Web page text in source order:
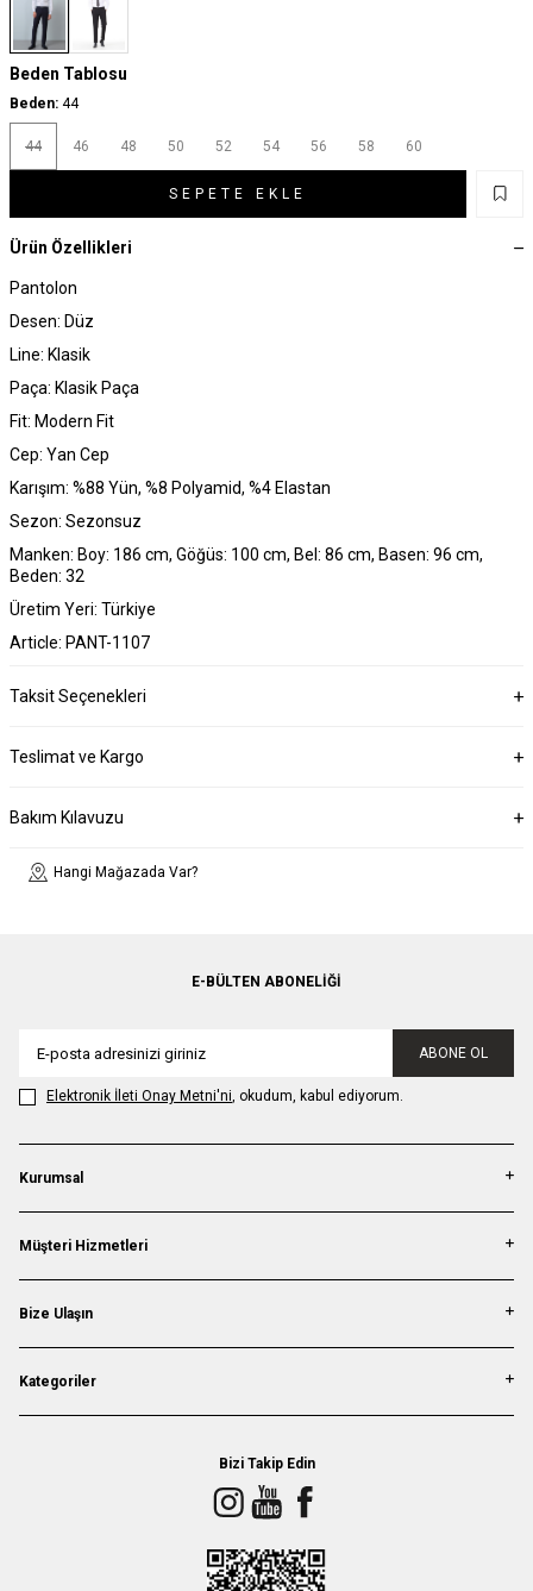
Beden Tablosu
Beden: 44
44 46 48 50 52 54 56 58 60
SEPETE EKLE
Ürün Özellikleri
Pantolon
Desen: Düz
Line: Klasik
Paça: Klasik Paça
Fit: Modern Fit
Cep: Yan Cep
Karışım: %88 Yün, %8 Polyamid, %4 Elastan
Sezon: Sezonsuz
Manken: Boy: 186 cm, Göğüs: 100 cm, Bel: 86 cm, Basen: 96 cm,
Beden: 32
Üretim Yeri: Türkiye
Article: PANT-1107
Taksit Seçenekleri
Teslimat ve Kargo
Bakım Kılavuzu
Hangi Mağazada Var?
E-BÜLTEN ABONELIĞI
ABONE OL
Elektronik İleti Onay Metni'ni, okudum, kabul ediyorum.
Kurumsal
Müşteri Hizmetleri
Bize Ulaşın
Kategoriler
Bizi Takip Edin